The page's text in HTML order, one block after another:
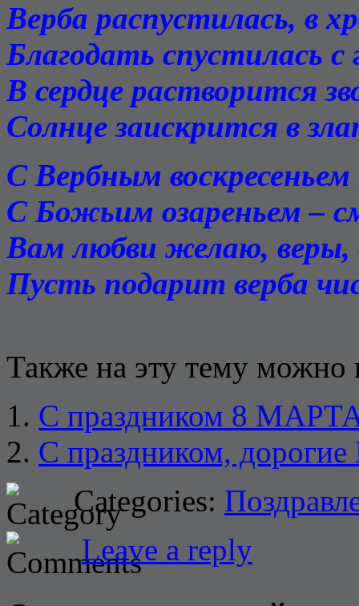
Верба распустилась, в
Благодать спустилась с
В сердце растворится
Солнце заискрится в
С Вербным воскресеньем
С Божьим озареньем –
Вам любви желаю, веры,
Пусть подарит верба
Также на эту тему можно
С праздником 8
С праздником,
Categories:
Leave a reply